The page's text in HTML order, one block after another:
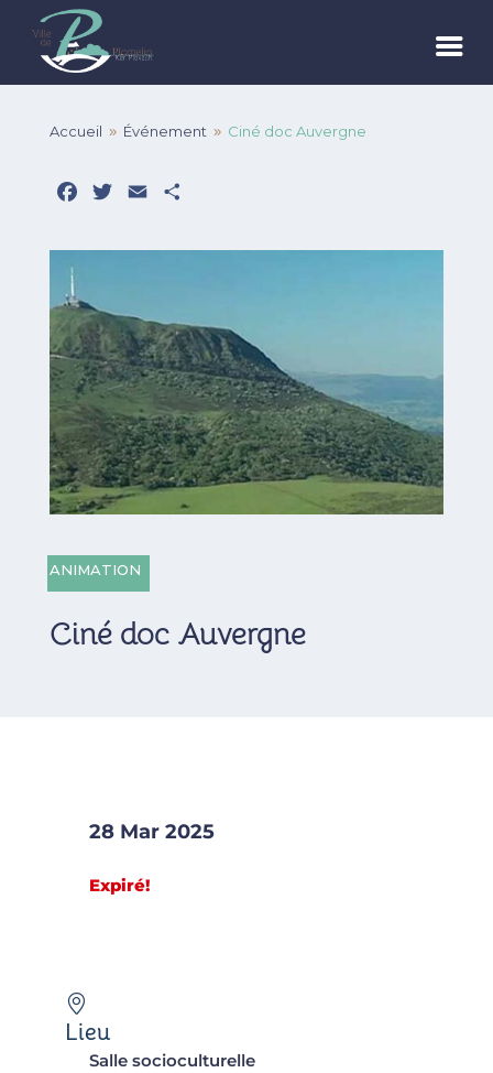
Accueil 9 Événement 9 Ciné doc Auvergne
Facebook
Twitter
Email
ANIMATION
Ciné doc Auvergne
28 Mar 2025
Expiré!
Lieu
Salle socioculturelle